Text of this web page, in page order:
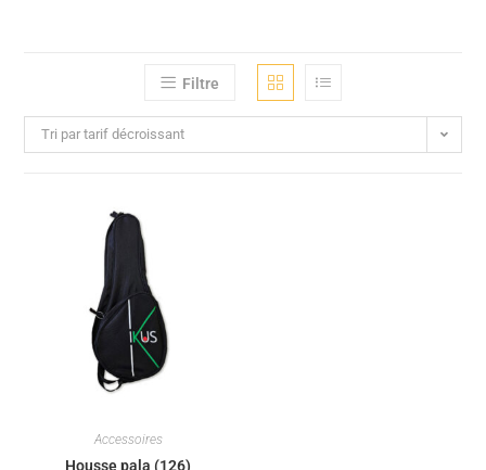
Filtre
Tri par tarif décroissant
Accessoires
Housse pala (126)